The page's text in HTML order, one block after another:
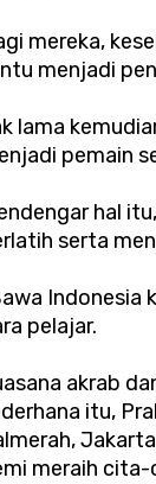
mereka,
menjadi
lama
pemain
hal
serta
Indonesia
pelajar.
akrab
itu,
meraih